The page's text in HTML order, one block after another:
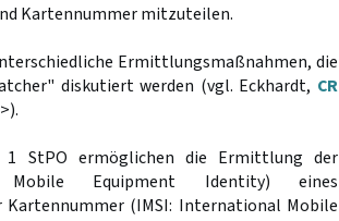
Kartennummer mitzuteilen.
Ermittlungsmaßnahmen, die
diskutiert werden (vgl. Eckhardt, CR
1 StPO ermöglichen die Ermittlung der
Mobile Equipment Identity) eines
(IMSI: International Mobile